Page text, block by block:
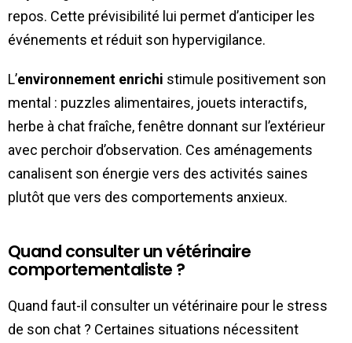
repos. Cette prévisibilité lui permet d’anticiper les
événements et réduit son hypervigilance.
L’environnement enrichi stimule positivement son
mental : puzzles alimentaires, jouets interactifs,
herbe à chat fraîche, fenêtre donnant sur l’extérieur
avec perchoir d’observation. Ces aménagements
canalisent son énergie vers des activités saines
plutôt que vers des comportements anxieux.
Quand consulter un vétérinaire
comportementaliste ?
Quand faut-il consulter un vétérinaire pour le stress
de son chat ? Certaines situations nécessitent